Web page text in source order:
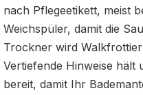
nach Pflegeetikett, meist
Weichspüler, damit die
Trockner wird
Vertiefende Hinweise hält
bereit, damit Ihr